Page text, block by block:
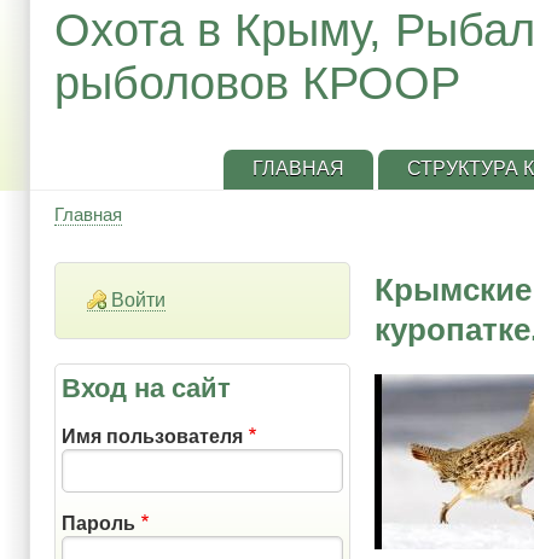
Охота в Крыму,
рыболовов КРООР
ГЛАВНАЯ СТРУКТУРА
навигации
Главная
Войти
Вход на сайт
Имя пользователя
Пароль
Крымские